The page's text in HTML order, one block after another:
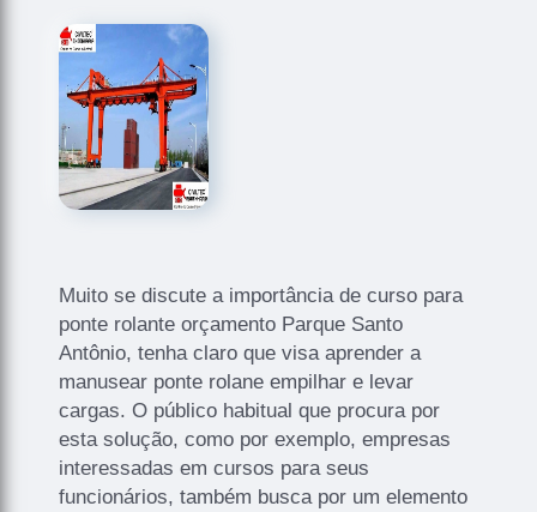
Muito se discute a importância de curso para
ponte rolante orçamento Parque Santo
Antônio, tenha claro que visa aprender a
manusear ponte rolane empilhar e levar
cargas. O público habitual que procura por
esta solução, como por exemplo, empresas
interessadas em cursos para seus
funcionários, também busca por um elemento